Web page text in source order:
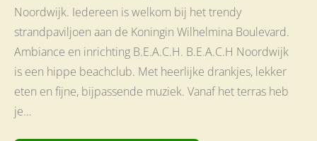
Noordwijk. Iedereen is welkom bij het trendy
strandpaviljoen aan de Koningin Wilhelmina Boulevard.
Ambiance en inrichting B.E.A.C.H. B.E.A.C.H Noordwijk
is een hippe beachclub. Met heerlijke drankjes, lekker
eten en fijne, bijpassende muziek. Vanaf het terras heb
je…